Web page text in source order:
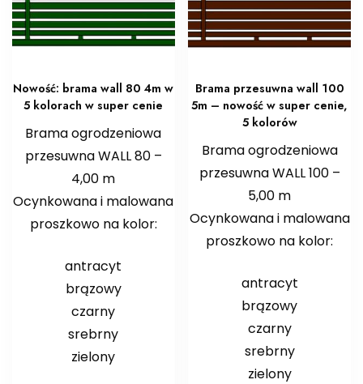
Nowość: brama wall 80 4m w
5 kolorach w super cenie
Brama ogrodzeniowa
przesuwna WALL 80 –
4,00 m
Ocynkowana i malowana
proszkowo na kolor:
antracyt
brązowy
czarny
srebrny
zielony
Brama przesuwna wall 100
5m – nowość w super cenie,
5 kolorów
Brama ogrodzeniowa
przesuwna WALL 100 –
5,00 m
Ocynkowana i malowana
proszkowo na kolor:
antracyt
brązowy
czarny
srebrny
zielony